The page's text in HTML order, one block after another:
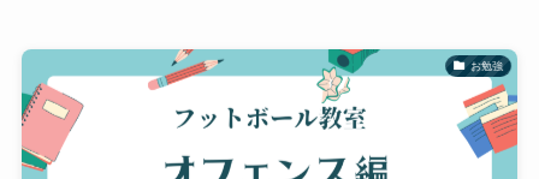
お勉強